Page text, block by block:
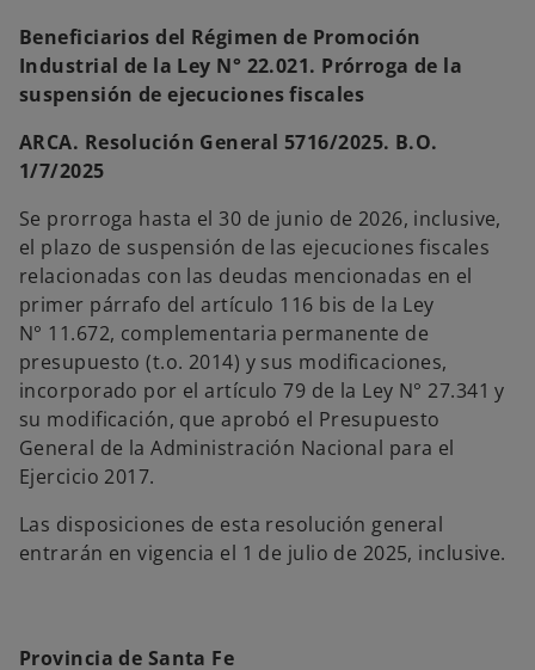
Beneficiarios del Régimen de Promoción
Industrial de la Ley N° 22.021. Prórroga de la
suspensión de ejecuciones fiscales
ARCA. Resolución General 5716/2025. B.O.
1/7/2025
Se prorroga hasta el 30 de junio de 2026, inclusive,
el plazo de suspensión de las ejecuciones fiscales
relacionadas con las deudas mencionadas en el
primer párrafo del artículo 116 bis de la Ley
N° 11.672, complementaria permanente de
presupuesto (t.o. 2014) y sus modificaciones,
incorporado por el artículo 79 de la Ley N° 27.341 y
su modificación, que aprobó el Presupuesto
General de la Administración Nacional para el
Ejercicio 2017.
Las disposiciones de esta resolución general
entrarán en vigencia el 1 de julio de 2025, inclusive.
Provincia de Santa Fe